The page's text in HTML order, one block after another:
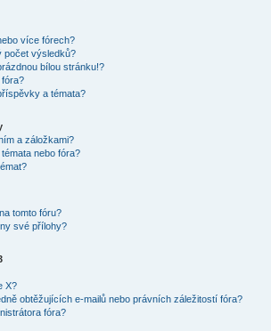
více fórech?
počet výsledků?
bílou stránku!?
a témata?
a záložkami?
nebo fóra?
tomto fóru?
své přílohy?
X?
obtěžujících e-mailů nebo právních záležitostí fóra?
fóra?